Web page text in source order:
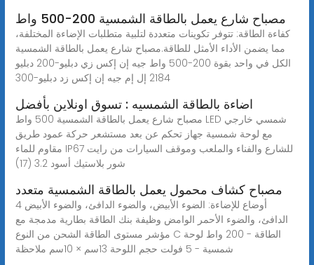
مصباح شارع يعمل بالطاقة الشمسية 200-500 واط
كفاءة الطاقة: تتوفر تكوينات متعددة لتلبية متطلبات الإضاءة المختلفة،
مما يضمن الأداء الأمثل للطاقة.مصباح شارع يعمل بالطاقة الشمسية
الكل في واحد بقوة 200-500 واط جيه إن إكس زي دبليو-200 دبليو
2184 إل إم جيه إن إكس زد دبليو-300
اضاءة بالطاقة الشمسيه : تسوق اونلاين بأفضل
مصباح شارع يعمل بالطاقة الشمسية 500 واط LED شمسي خارجي
مع لوحة شمسية جهاز تحكم عن بعد مستشعر حركة عمود طريق
مقاوم للماء IP67 للشارع والفناء والملعب وموقف السيارات من رايت
شور بلاستيك أسود 3.2 (17)
مصباح كشاف محمول يعمل بالطاقة الشمسية متعدد
4 أوضاع للإضاءة: الضوء الأبيض، والضوء الدافئ، والضوء الأبيض
الدافئ، والضوء الأحمر الوامض وظيفة بنك الطاقة بطارية مدمجة مع
مؤشر مستوى الطاقة الشحن من النوع C الطاقة - 200 واط لوحة
شمسية - 5 فولت حجم اللوحة 13سم × 10سم ملاحظة